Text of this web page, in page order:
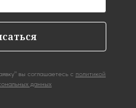
вы соглашаетесь с политикой
данных